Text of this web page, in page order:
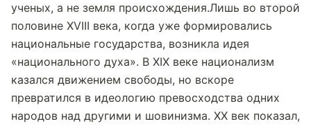
ученых, а не земля происхождения.Лишь во второй
половине XVIII века, когда уже формировались
национальные государства, возникла идея
«национального духа». В XIX веке национализм
казался движением свободы, но вскоре
превратился в идеологию превосходства одних
народов над другими и шовинизма. XX век показал,